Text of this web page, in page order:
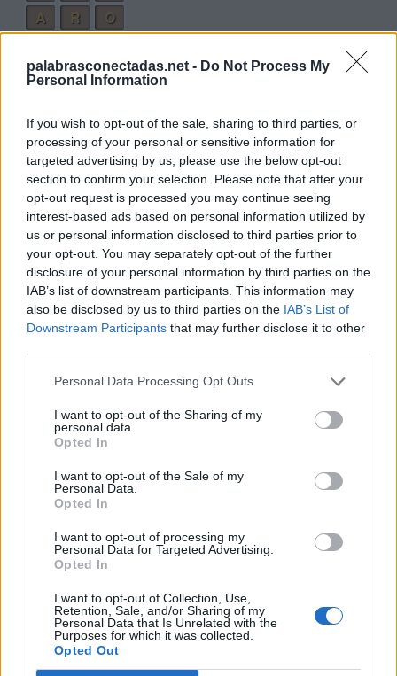
palabrasconectadas.net - Do Not Process My
Personal Information
If you wish to opt-out of the sale, sharing to third parties, or
processing of your personal or sensitive information for
targeted advertising by us, please use the below opt-out
section to confirm your selection. Please note that after your
opt-out request is processed you may continue seeing
interest-based ads based on personal information utilized by
us or personal information disclosed to third parties prior to
your opt-out. You may separately opt-out of the further
disclosure of your personal information by third parties on the
IAB’s list of downstream participants. This information may
also be disclosed by us to third parties on the IAB’s List of
Downstream Participants that may further disclose it to other
Personal Data Processing Opt Outs
I want to opt-out of the Sharing of my
personal data.
Opted In
I want to opt-out of the Sale of my
Personal Data.
Opted In
I want to opt-out of processing my
Personal Data for Targeted Advertising.
Opted In
I want to opt-out of Collection, Use,
Retention, Sale, and/or Sharing of my
Personal Data that Is Unrelated with the
Purposes for which it was collected.
Opted Out
A
R
O
R
O J
A
Palabras extra:
O
R
A
E
R
A
R
E J
A
A
R
E
J
O R
A
O
R E
A
E
R
O
O
A
O
E
RESPUESTAS
Por favor seleccione los niveles:
Palabras Conectadas Respuesta de nivel 17852
Palabras Conectadas Respuesta de nivel 17853